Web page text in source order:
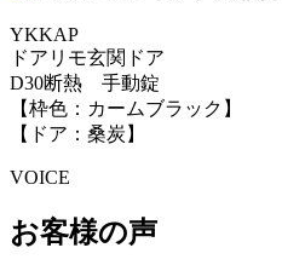
YKKAP
ドアリモ玄関ドア
D30断熱 手動錠
【枠色：カームブラック】
【ドア：桑炭】
VOICE
お客様の声